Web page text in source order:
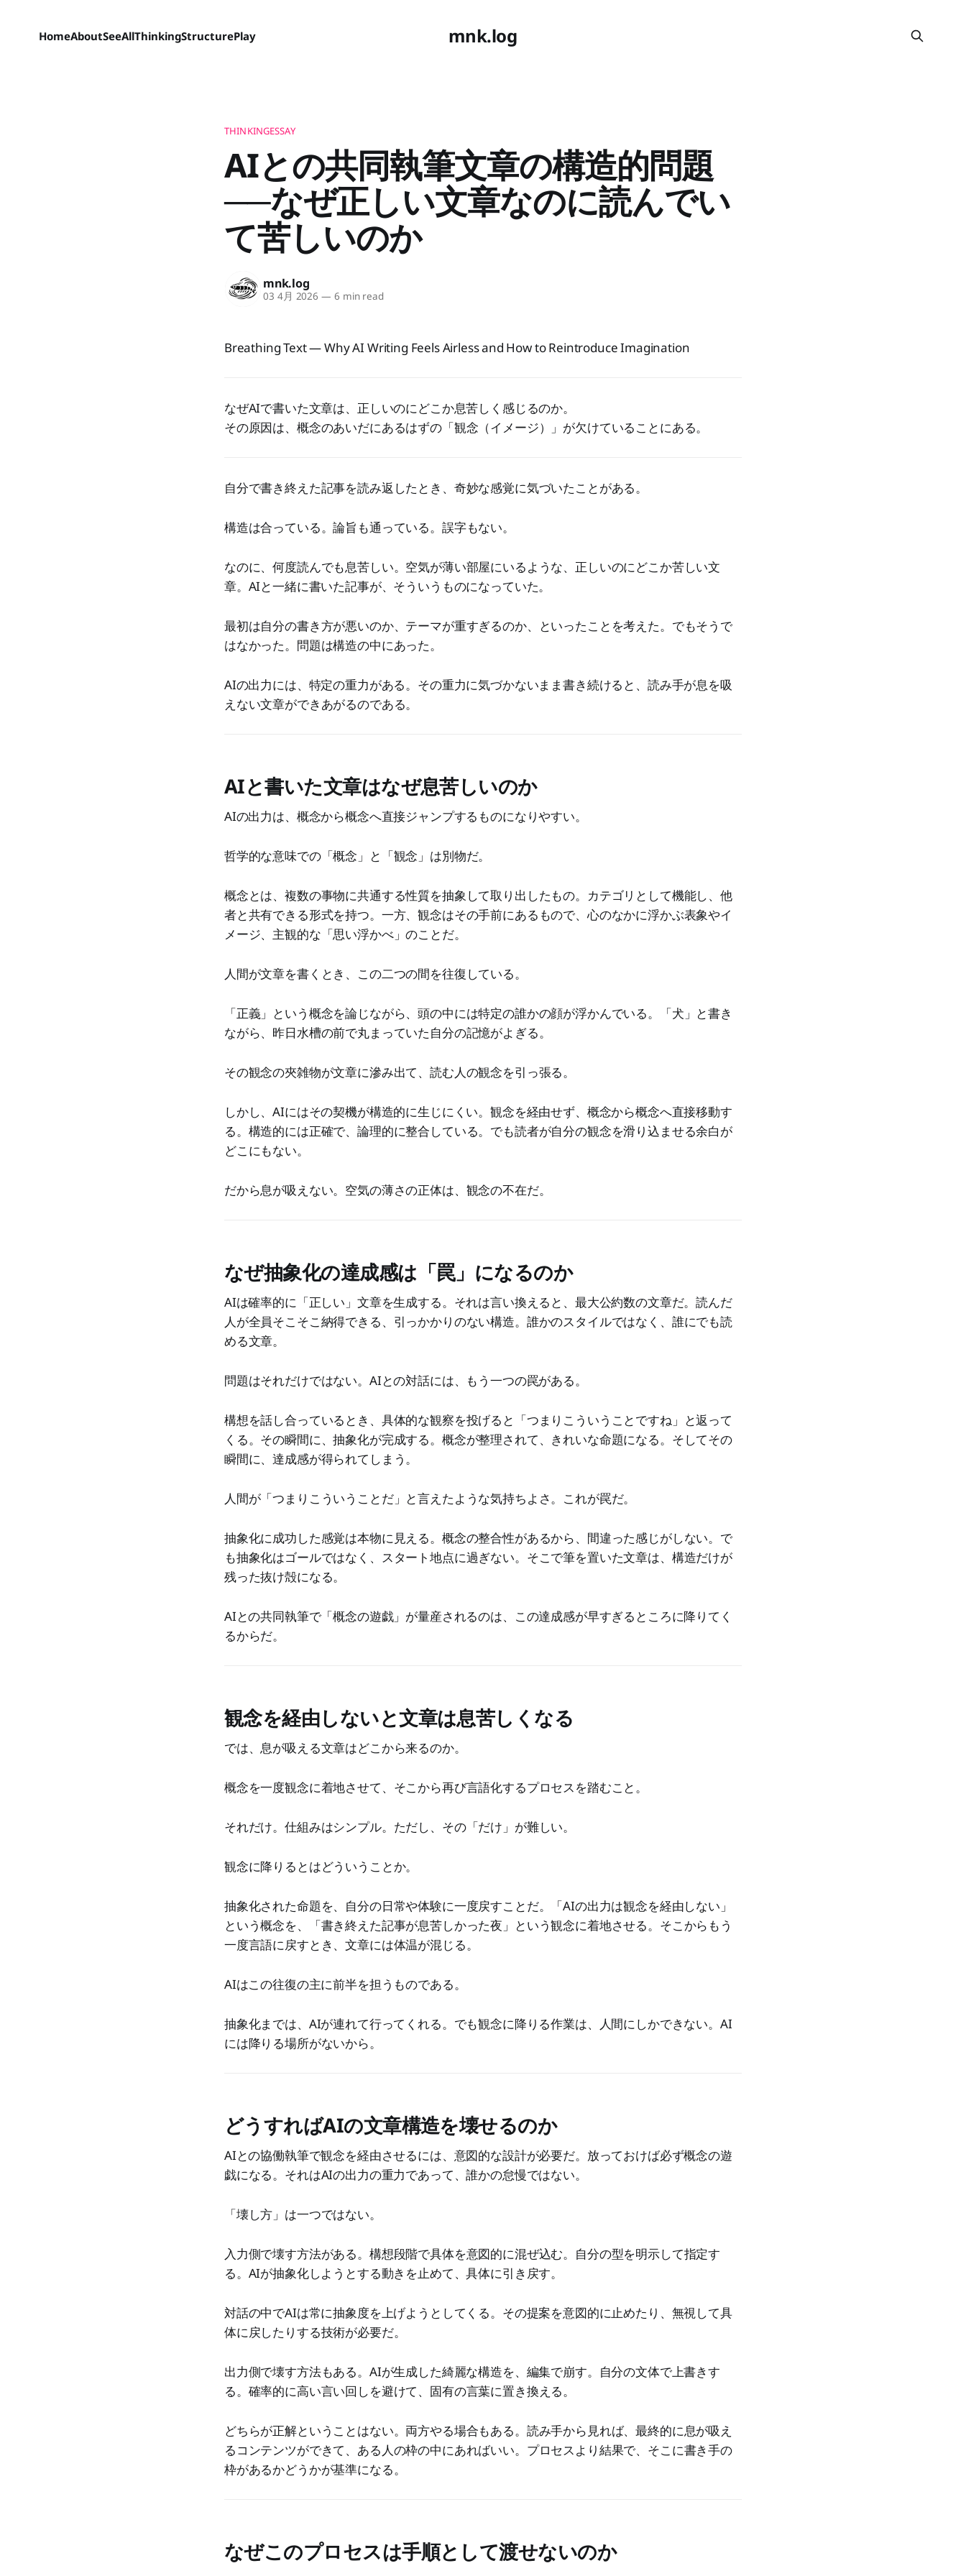
mnk.log
HomeAboutSeeAllThinkingStructurePlay
THINKINGESSAY
AIとの共同執筆文章の構造的問題
──なぜ正しい文章なのに読んでい
て苦しいのか
mnk.log
03 4月 2026 — 6 min read
Breathing Text — Why AI Writing Feels Airless and How to Reintroduce Imagination
なぜAIで書いた文章は、正しいのにどこか息苦しく感じるのか。
その原因は、概念のあいだにあるはずの「観念（イメージ）」が欠けていることにある。
自分で書き終えた記事を読み返したとき、奇妙な感覚に気づいたことがある。
構造は合っている。論旨も通っている。誤字もない。
なのに、何度読んでも息苦しい。空気が薄い部屋にいるような、正しいのにどこか苦しい文
章。AIと一緒に書いた記事が、そういうものになっていた。
最初は自分の書き方が悪いのか、テーマが重すぎるのか、といったことを考えた。でもそうで
はなかった。問題は構造の中にあった。
AIの出力には、特定の重力がある。その重力に気づかないまま書き続けると、読み手が息を吸
えない文章ができあがるのである。
AIと書いた文章はなぜ息苦しいのか
AIの出力は、概念から概念へ直接ジャンプするものになりやすい。
哲学的な意味での「概念」と「観念」は別物だ。
概念とは、複数の事物に共通する性質を抽象して取り出したもの。カテゴリとして機能し、他
者と共有できる形式を持つ。一方、観念はその手前にあるもので、心のなかに浮かぶ表象やイ
メージ、主観的な「思い浮かべ」のことだ。
人間が文章を書くとき、この二つの間を往復している。
「正義」という概念を論じながら、頭の中には特定の誰かの顔が浮かんでいる。「犬」と書き
ながら、昨日水槽の前で丸まっていた自分の記憶がよぎる。
その観念の夾雑物が文章に滲み出て、読む人の観念を引っ張る。
しかし、AIにはその契機が構造的に生じにくい。観念を経由せず、概念から概念へ直接移動す
る。構造的には正確で、論理的に整合している。でも読者が自分の観念を滑り込ませる余白が
どこにもない。
だから息が吸えない。空気の薄さの正体は、観念の不在だ。
なぜ抽象化の達成感は「罠」になるのか
AIは確率的に「正しい」文章を生成する。それは言い換えると、最大公約数の文章だ。読んだ
人が全員そこそこ納得できる、引っかかりのない構造。誰かのスタイルではなく、誰にでも読
める文章。
問題はそれだけではない。AIとの対話には、もう一つの罠がある。
構想を話し合っているとき、具体的な観察を投げると「つまりこういうことですね」と返って
くる。その瞬間に、抽象化が完成する。概念が整理されて、きれいな命題になる。そしてその
瞬間に、達成感が得られてしまう。
人間が「つまりこういうことだ」と言えたような気持ちよさ。これが罠だ。
抽象化に成功した感覚は本物に見える。概念の整合性があるから、間違った感じがしない。で
も抽象化はゴールではなく、スタート地点に過ぎない。そこで筆を置いた文章は、構造だけが
残った抜け殻になる。
AIとの共同執筆で「概念の遊戯」が量産されるのは、この達成感が早すぎるところに降りてく
るからだ。
観念を経由しないと文章は息苦しくなる
では、息が吸える文章はどこから来るのか。
概念を一度観念に着地させて、そこから再び言語化するプロセスを踏むこと。
それだけ。仕組みはシンプル。ただし、その「だけ」が難しい。
観念に降りるとはどういうことか。
抽象化された命題を、自分の日常や体験に一度戻すことだ。「AIの出力は観念を経由しない」
という概念を、「書き終えた記事が息苦しかった夜」という観念に着地させる。そこからもう
一度言語に戻すとき、文章には体温が混じる。
AIはこの往復の主に前半を担うものである。
抽象化までは、AIが連れて行ってくれる。でも観念に降りる作業は、人間にしかできない。AI
には降りる場所がないから。
どうすればAIの文章構造を壊せるのか
AIとの協働執筆で観念を経由させるには、意図的な設計が必要だ。放っておけば必ず概念の遊
戯になる。それはAIの出力の重力であって、誰かの怠慢ではない。
「壊し方」は一つではない。
入力側で壊す方法がある。構想段階で具体を意図的に混ぜ込む。自分の型を明示して指定す
る。AIが抽象化しようとする動きを止めて、具体に引き戻す。
対話の中でAIは常に抽象度を上げようとしてくる。その提案を意図的に止めたり、無視して具
体に戻したりする技術が必要だ。
出力側で壊す方法もある。AIが生成した綺麗な構造を、編集で崩す。自分の文体で上書きす
る。確率的に高い言い回しを避けて、固有の言葉に置き換える。
どちらが正解ということはない。両方やる場合もある。読み手から見れば、最終的に息が吸え
るコンテンツができて、ある人の枠の中にあればいい。プロセスより結果で、そこに書き手の
枠があるかどうかが基準になる。
なぜこのプロセスは手順として渡せないのか